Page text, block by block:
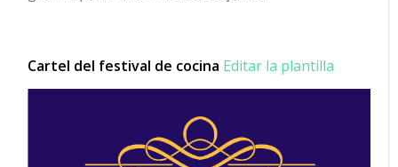
Cartel del festival de cocina Editar la plantilla